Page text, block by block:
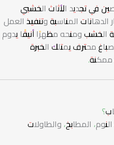
في تجديد الأثاث الخشبي
المناسبة وتنفيذ العمل
الخشب ومنحه مظهرًا أنيقًا يدوم
محترف يمتلك الخبرة
المطابخ، والطاولات